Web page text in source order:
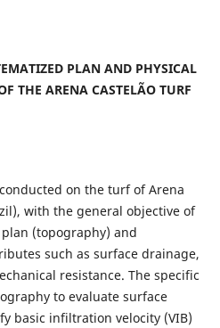
PLAN AND PHYSICAL
THE ARENA CASTELÃO TURF
on the turf of Arena
with the general objective of
(topography) and
such as surface drainage,
resistance. The specific
to evaluate surface
basic infiltration velocity (VIB)